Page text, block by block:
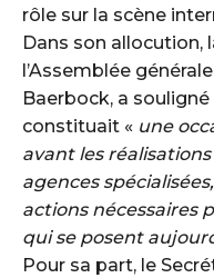
rôle sur la scène
Dans son allocution,
l’Assemblée
Baerbock, a
constituait « une
avant les
agences
actions nécessaires
qui se posent
Pour sa part, le